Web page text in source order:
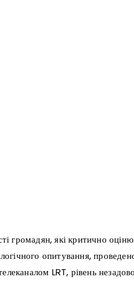
громадян, які критично
опитування,
LRT, рівень